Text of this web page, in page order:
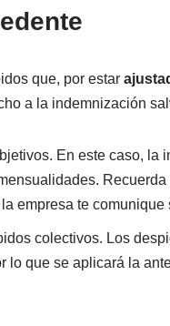
que, por estar
a la indemnización
En este caso, la
empresa te
colectivos. Los
lo que se aplicará la